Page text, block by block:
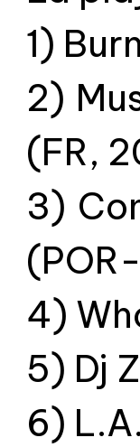
1)
2)
(FR,
3)
4)
5) Dj
6)